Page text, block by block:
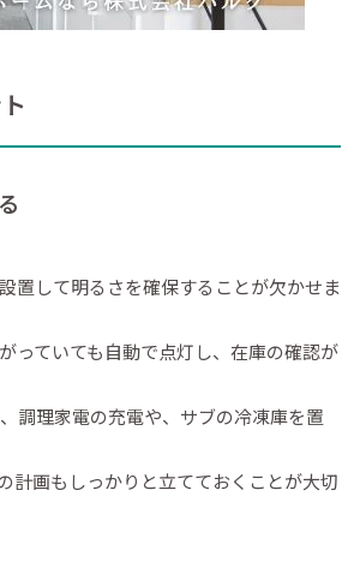
置して明るさを確保することが欠かせま
っていても自動で点灯し、在庫の確認が
調理家電の充電や、サブの冷凍庫を置
計画もしっかりと立てておくことが大切